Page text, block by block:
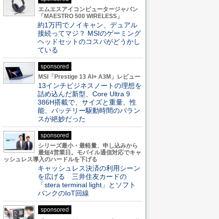
エムエスアイコンピュータージャパン
「MAESTRO 500 WIRELESS」
約1万円でノイキャン、デュアル
接続ってマジ？ MSIのゲーミング
ヘッドセットのコスパがどうかし
ている
sponsored
MSI「Prestige 13 AI+ A3M」レビュー
13インチビジネスノートの理想を
詰め込んだ新型、Core Ultra 9
386H搭載で、サイズと重量、性
能、バッテリー駆動時間のバラン
スが絶妙だった
sponsored
シリーズ最小・最軽量、申し込みから
最短4営業日。モバイル通信対応でキャ
ッシュレス導入のハードルを下げる
キャッシュレス決済の利用シーン
を広げる 三井住友カードの
「stera terminal light」とソフト
バンクのIoT回線
sponsored